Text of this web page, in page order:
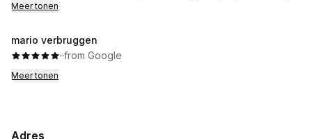
eigen lichaam en bouwen dan gradueel op. Hij is steeds
goed gezind. Train er nu een aantal weken en amuseer me er
enorm!!
Meer tonen
mario verbruggen
··from Google
Meer tonen
Adres